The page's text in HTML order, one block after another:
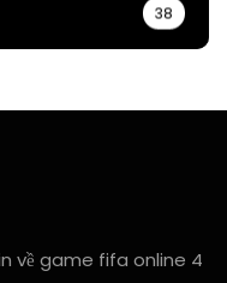
38
về game fifa online 4